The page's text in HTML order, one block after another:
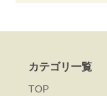
カテゴリ一覧
TOP